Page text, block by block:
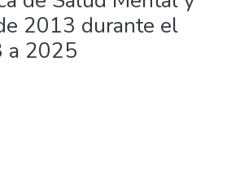
2013 durante el
a 2025